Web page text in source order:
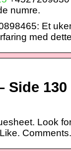
numre.
Et
med
Side
Look
Comments.